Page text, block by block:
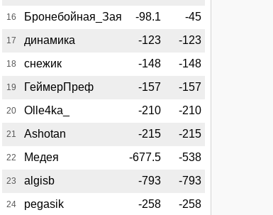
16 Бронебойная_Зая -98.1 -45
17 динамика -123 -123
18 снежик -148 -148
19 ГеймерПреф -157 -157
20 Olle4ka_ -210 -210
21 Ashotan -215 -215
22 Медея -677.5 -538
23 algisb -793 -793
24 pegasik -258 -258